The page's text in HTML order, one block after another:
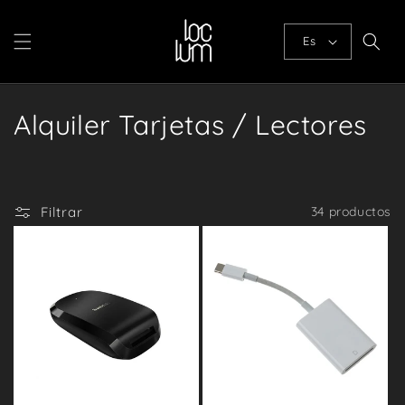
al contenido
Es
C
e
Alquiler Tarjetas / Lectores
Filtrar 34 productos